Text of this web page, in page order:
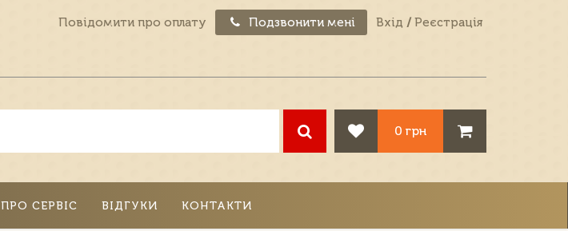
Повідомити про оплату Подзвонити мені Вхід / Реєстрація
0 грн
ПРО СЕРВІС ВІДГУКИ КОНТАКТИ